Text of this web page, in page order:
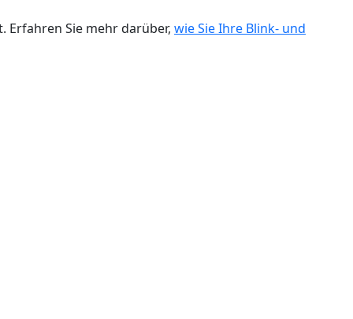
Erfahren Sie mehr darüber, wie Sie Ihre Blink- und